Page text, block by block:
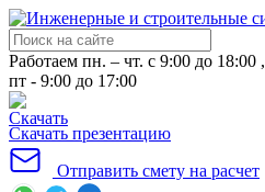
Работаем пн. – чт. с 9:00 до 18:00 ,
пт - 9:00 до 17:00
Скачать презентацию
Отправить смету на расчет